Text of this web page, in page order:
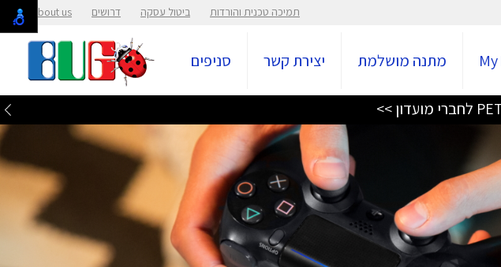
תמיכה טכנית והורדות ביטול עסקה דרושים About us
מתנה מושלמת יצירת קשר סניפים